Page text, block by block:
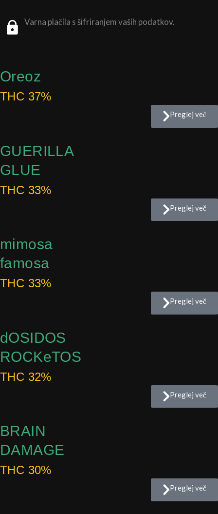
Varna plačila s šifriranjem vaših podatkov.
Oreoz
THC 37%
Preglej več
GUERILLA
GLUE
THC 33%
Preglej več
mimosa
famosa
THC 33%
Preglej več
dOSIDOS
ROCKeTOS
THC 32%
Preglej več
BRAIN
DAMAGE
THC 30%
Preglej več